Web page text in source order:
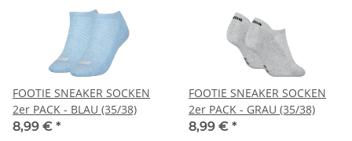
FOOTIE SNEAKER SOCKEN
2er PACK - BLAU (35/38)
8,99 € *
FOOTIE SNEAKER SOCKEN
2er PACK - GRAU (35/38)
8,99 € *